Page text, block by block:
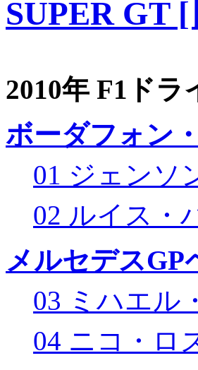
SUPER GT
2010年 F1ド
ボーダフォン
01 ジェンソ
02 ルイス・
メルセデスGP
03 ミハエル
04 ニコ・ロ